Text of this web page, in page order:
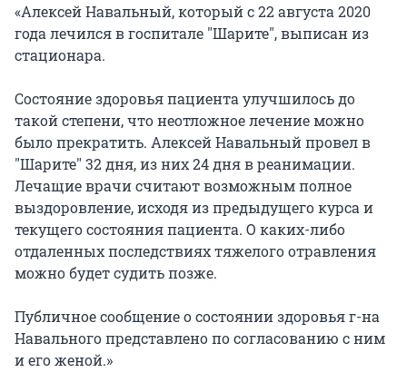
«Алексей Навальный, который с 22 августа 2020
года лечился в госпитале "Шарите", выписан из
стационара.
Состояние здоровья пациента улучшилось до
такой степени, что неотложное лечение можно
было прекратить. Алексей Навальный провел в
"Шарите" 32 дня, из них 24 дня в реанимации.
Лечащие врачи считают возможным полное
выздоровление, исходя из предыдущего курса и
текущего состояния пациента. О каких-либо
отдаленных последствиях тяжелого отравления
можно будет судить позже.
Публичное сообщение о состоянии здоровья г-на
Навального представлено по согласованию с ним
и его женой.»